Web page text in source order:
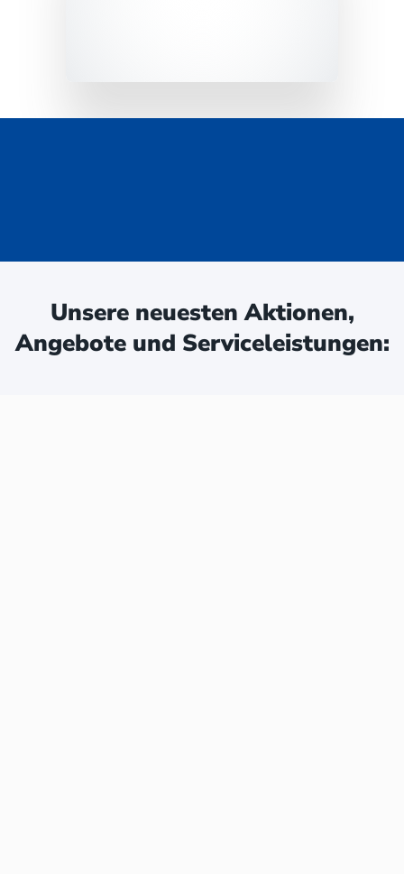
Unsere neuesten Aktionen,
Angebote und Serviceleistungen: